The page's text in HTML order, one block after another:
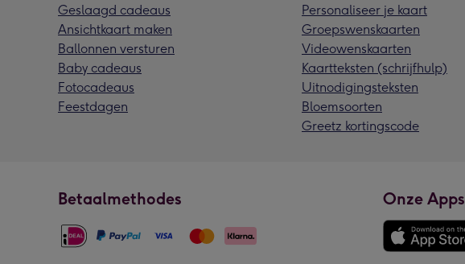
Geslaagd cadeaus
Ansichtkaart maken
Ballonnen versturen
Baby cadeaus
Fotocadeaus
Feestdagen
Personaliseer je kaart
Groepswenskaarten
Videowenskaarten
Kaartteksten (schrijfhulp)
Uitnodigingsteksten
Bloemsoorten
Greetz kortingscode
Betaalmethodes Onze Apps